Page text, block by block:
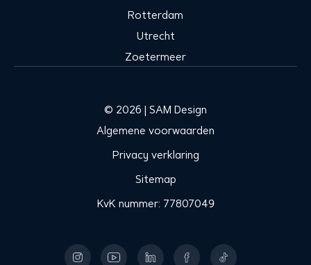
Rotterdam
Utrecht
Zoetermeer
© 2026 | SAM Design
Algemene voorwaarden
Privacy verklaring
Sitemap
KvK nummer: 77807049